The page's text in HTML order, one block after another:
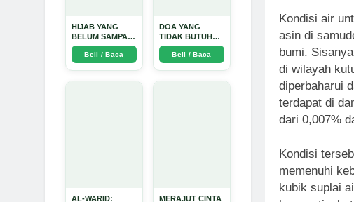
HIJAB YANG
BELUM SAMPAI
KE HATI: Ketika
Cinta Seorang
Ustadz Menjadi
Beli / Baca
DOA YANG
TIDAK BUTUH
SINYAL: Kisah
Tiga Jiwa yang
Tersesat di Era AI
Beli / Baca
AL-WARID:
MERAJUT CINTA
Kondisi air
asin di
bumi.
di wilayah
diperbaharui
terdapat di
dari 0,007%
Kondisi
memenuhi
kubik suplai